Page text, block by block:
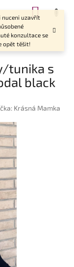
nuceni uzavřít
konzultace se
opět těšit!
tunika s
black
Krásná Mamka